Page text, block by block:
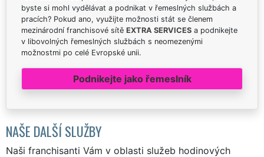
byste si mohl vydělávat a podnikat v řemeslných službách a
pracích? Pokud ano, využijte možnosti stát se členem
mezinárodní franchisové sítě EXTRA SERVICES a podnikejte
v libovolných řemeslných službách s neomezenými
možnostmi po celé Evropské unii.
Podnikejte jako řemeslník
NAŠE DALŠÍ SLUŽBY
Naši franchisanti Vám v oblasti služeb hodinových